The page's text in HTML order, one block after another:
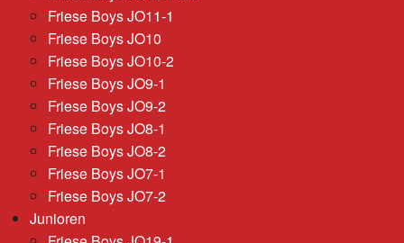
Friese Boys JO11-1
Friese Boys JO10
Friese Boys JO10-2
Friese Boys JO9-1
Friese Boys JO9-2
Friese Boys JO8-1
Friese Boys JO8-2
Friese Boys JO7-1
Friese Boys JO7-2
Junioren